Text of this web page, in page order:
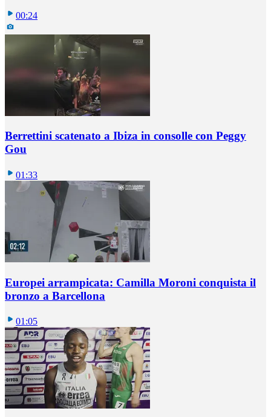
00:24
Berrettini scatenato a Ibiza in consolle con Peggy
Gou
01:33
Europei arrampicata: Camilla Moroni conquista il
bronzo a Barcellona
01:05